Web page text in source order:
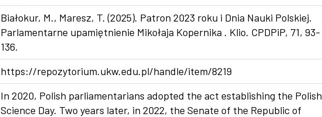
Białokur, M., Maresz, T. (2025). Patron 2023 roku i Dnia Nauki Polskiej.
Parlamentarne upamiętnienie Mikołaja Kopernika . Klio. CPDPiP, 71, 93-
136.
https://repozytorium.ukw.edu.pl/handle/item/8219
In 2020, Polish parliamentarians adopted the act establishing the Polish
Science Day. Two years later, in 2022, the Senate of the Republic of